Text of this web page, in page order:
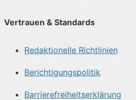
Vertrauen & Standards
Redaktionelle Richtlinien
Berichtigungspolitik
Barrierefreiheitserklärung